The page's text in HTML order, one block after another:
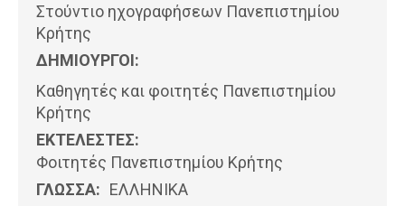
Στούντιο ηχογραφήσεων Πανεπιστημίου
Κρήτης
ΔΗΜΙΟΥΡΓΟΙ:
Καθηγητές και φοιτητές Πανεπιστημίου
Κρήτης
ΕΚΤΕΛΕΣΤΕΣ:
Φοιτητές Πανεπιστημίου Κρήτης
ΓΛΩΣΣΑ: ΕΛΛΗΝΙΚΆ